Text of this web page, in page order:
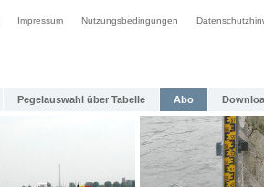
Impressum Nutzungsbedingungen
Pegelauswahl über Tabelle Abo